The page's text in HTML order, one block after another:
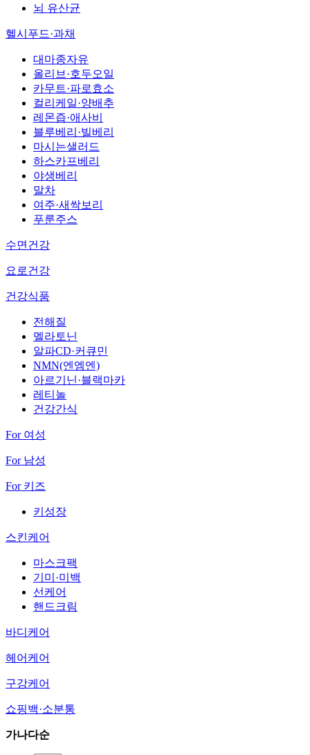
뇌 유산균
헬시푸드·과채
대마종자유
올리브·호두오일
카무트·파로효소
컬리케일·양배추
레몬즙·애사비
블루베리·빌베리
마시는샐러드
하스카프베리
야생베리
말차
여주·새싹보리
푸룬주스
수면건강
요로건강
건강식품
전해질
멜라토닌
알파CD·커큐민
NMN(엔엠엔)
아르기닌·블랙마카
레티놀
건강간식
For 여성
For 남성
For 키즈
키성장
스킨케어
마스크팩
기미·미백
선케어
핸드크림
바디케어
헤어케어
구강케어
쇼핑백·소분통
가나다순